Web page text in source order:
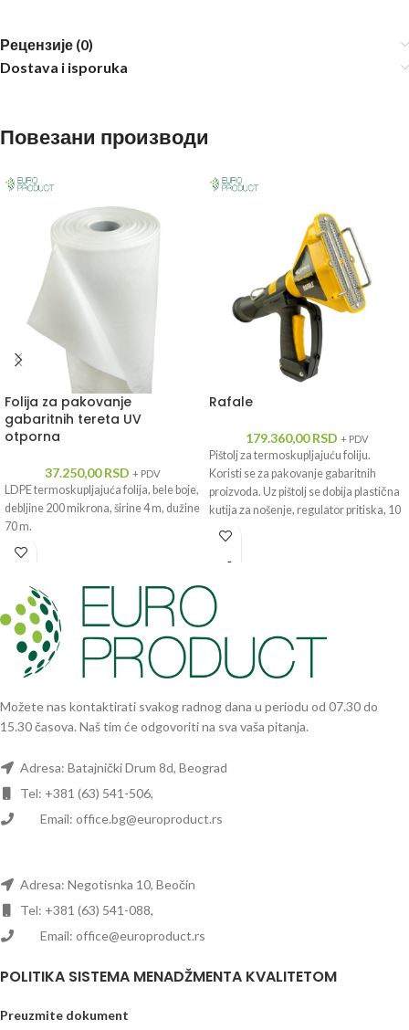
Рецензије (0)
Dostava i isporuka
Повезани производи
Folija za pakovanje
gabaritnih tereta UV
otporna
37.250,00RSD + PDV
LDPE termoskupljajuća folija, bele boje,
debljine 200 mikrona, širine 4 m, dužine
70 m.
Rafale
179.360,00RSD + PDV
Pištolj za termoskupljajuću foliju.
Koristi se za pakovanje gabaritnih
proizvoda. Uz pištolj se dobija plastična
kutija za nošenje, regulator pritiska, 10
m crevo i automatski upaljač.
Možete nas kontaktirati svakog radnog dana u periodu od 07.30 do
15.30 časova. Naš tim će odgovoriti na sva vaša pitanja.
Adresa: Batajnički Drum 8d, Beograd
Tel: +381 (63) 541-506,
Email: office.bg@europroduct.rs
Adresa: Negotisnka 10, Beočin
Tel: +381 (63) 541-088,
Email: office@europroduct.rs
POLITIKA SISTEMA MENADŽMENTA KVALITETOM
Preuzmite dokument